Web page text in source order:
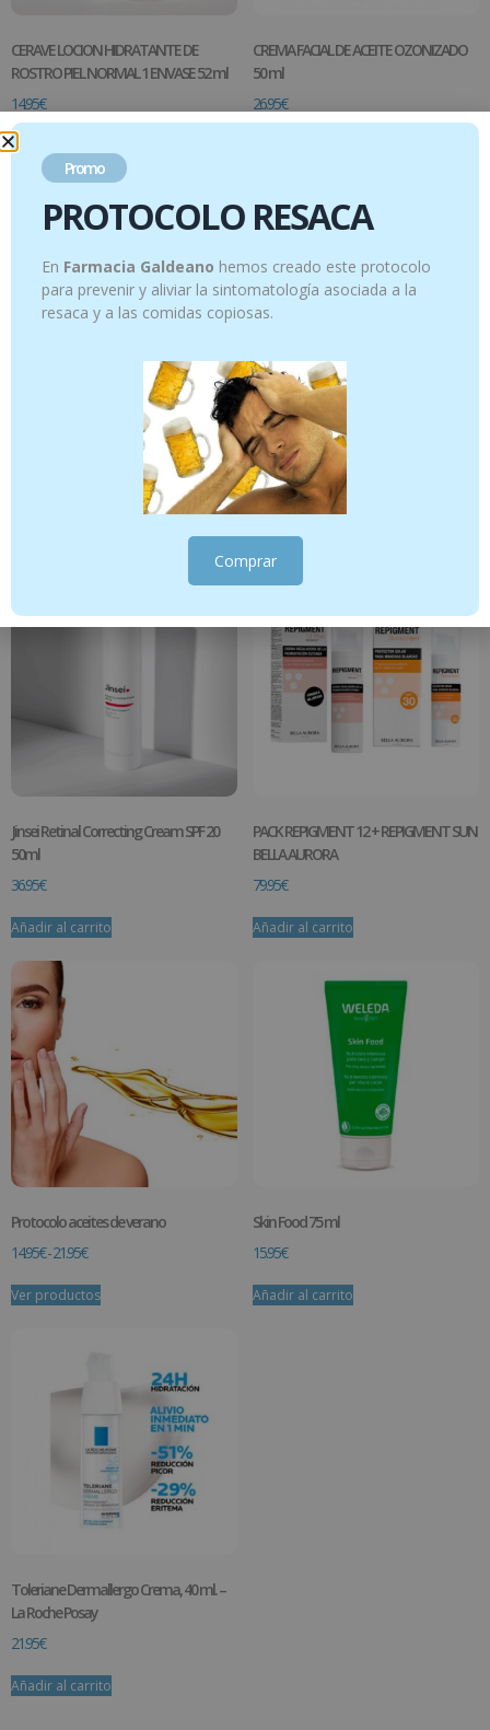
CERAVE LOCION HIDRATANTE DE
ROSTRO PIEL NORMAL 1 ENVASE 52 ml
14.95€
Añadir al carrito
CREMA FACIAL DE ACEITE OZONIZADO
50 ml
26.95€
GEL CONTROL IMPERFECCIONES 40 ML
Jinsei Cc cream Retinal Correcting Cream
SPF 20 50ml
36.95€
Añadir al carrito
Jinsei Retinal Correcting Cream SPF 20
50ml
36.95€
Añadir al carrito
PACK REPIGMENT 12 + REPIGMENT SUN
BELLA AURORA
79.95€
Añadir al carrito
Protocolo aceites de verano
14.95€-21.95€
Ver productos
Skin Food 75 ml
15.95€
Añadir al carrito
Toleriane Dermallergo Crema, 40 ml. –
La Roche Posay
21.95€
Añadir al carrito
Promo
PROTOCOLO RESACA
En Farmacia Galdeano hemos creado este protocolo
para prevenir y aliviar la sintomatología asociada a la
resaca y a las comidas copiosas.
Comprar